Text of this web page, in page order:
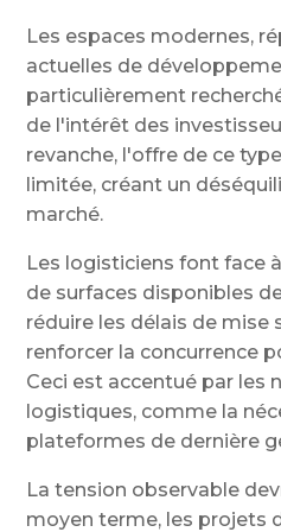
Les espaces modernes,
actuelles de
particulièrement
de l'intérêt des
revanche, l'offre de ce
limitée, créant un
marché.
Les logisticiens font face
de surfaces disponibles
réduire les délais de mise
renforcer la concurrence
Ceci est accentué par les
logistiques, comme la
plateformes de dernière
La tension observable
moyen terme, les projets